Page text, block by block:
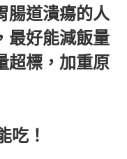
腸道潰瘍的人
最好能減飯量
超標，加重原